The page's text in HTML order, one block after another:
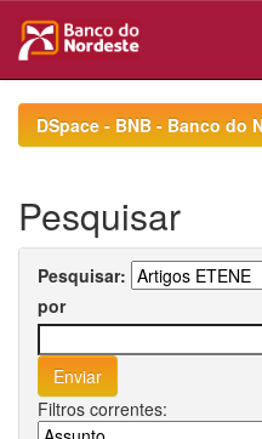
navigationDSpace - BNB - Banco do
Pesquisar
Pesquisar:
por
Filtros correntes: